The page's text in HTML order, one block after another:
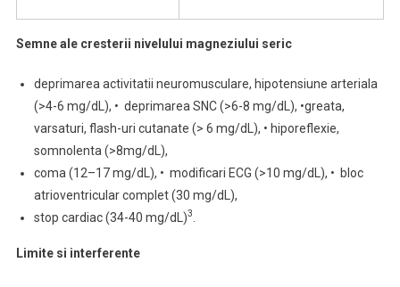
Semne ale cresterii nivelului magneziului seric
deprimarea activitatii neuromusculare, hipotensiune arteriala
(>4-6 mg/dL), • deprimarea SNC (>6-8 mg/dL), •greata,
varsaturi, flash-uri cutanate (> 6 mg/dL), • hiporeflexie,
somnolenta (>8mg/dL),
coma (12–17 mg/dL), • modificari ECG (>10 mg/dL), • bloc
atrioventricular complet (30 mg/dL),
stop cardiac (34-40 mg/dL)3
Limite si interferente